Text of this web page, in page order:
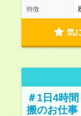
特徴
気
＃1日4時
搬のお仕事